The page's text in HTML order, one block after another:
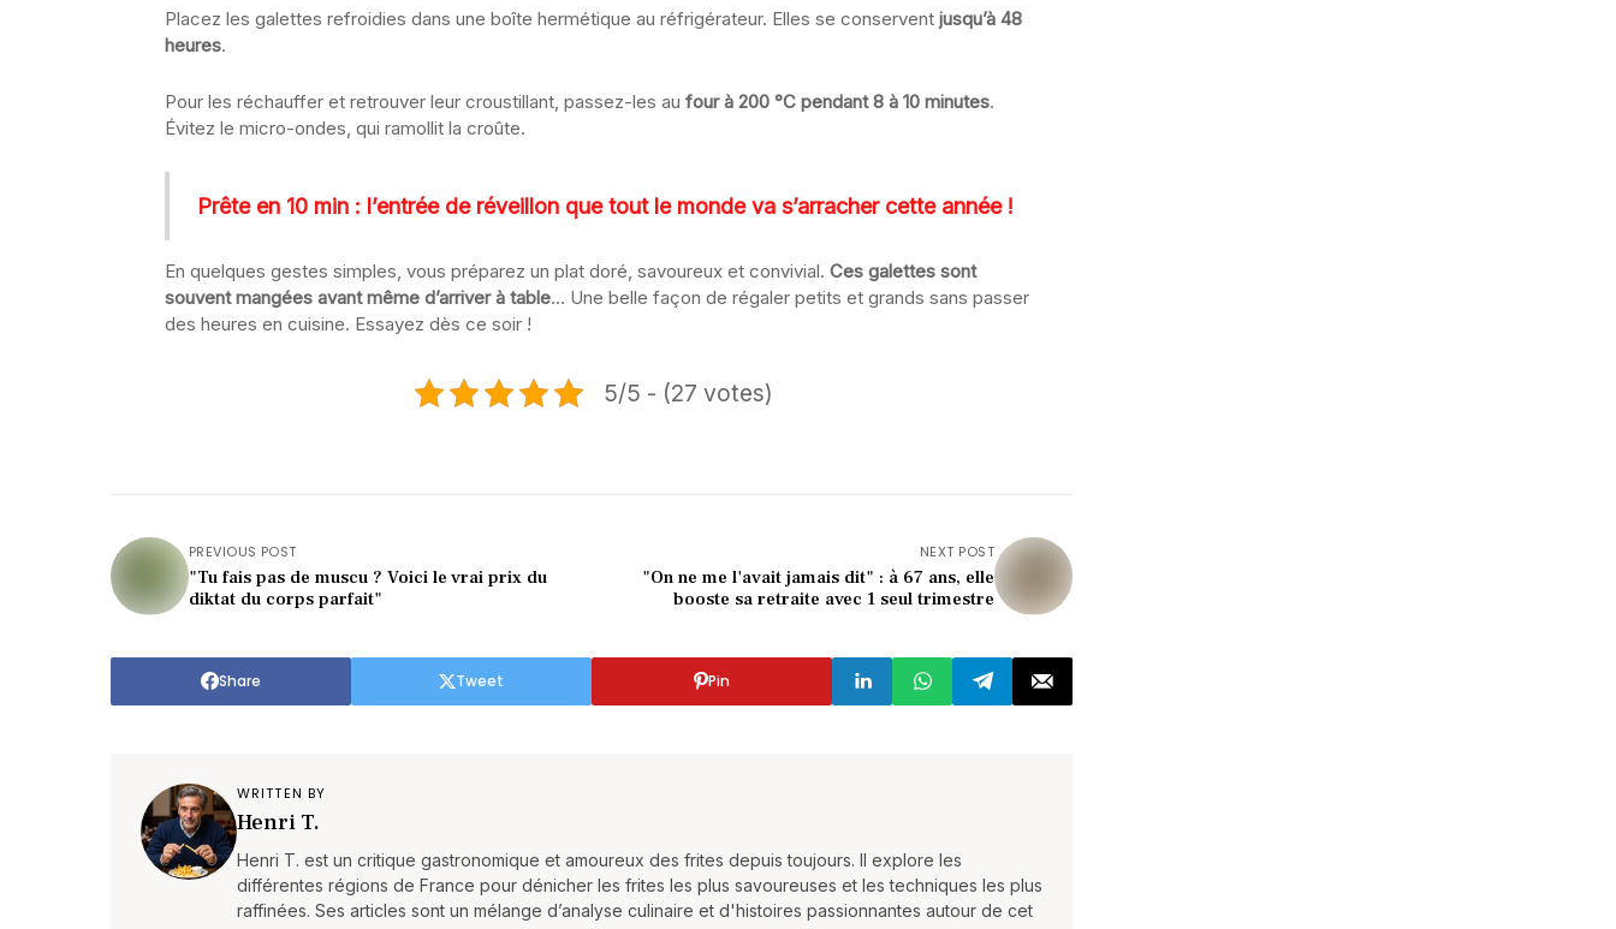
Placez les galettes refroidies dans une boîte hermétique au réfrigérateur. Elles se conservent jusqu’à 48
heures.
Pour les réchauffer et retrouver leur croustillant, passez-les au four à 200 °C pendant 8 à 10 minutes.
Évitez le micro-ondes, qui ramollit la croûte.
Prête en 10 min : l’entrée de réveillon que tout le monde va s’arracher cette année !
En quelques gestes simples, vous préparez un plat doré, savoureux et convivial. Ces galettes sont
souvent mangées avant même d’arriver à table… Une belle façon de régaler petits et grands sans passer
des heures en cuisine. Essayez dès ce soir !
5/5 - (27 votes)
PREVIOUS POST
"Tu fais pas de muscu ? Voici le vrai prix du
diktat du corps parfait"
NEXT POST
"On ne me l'avait jamais dit" : à 67 ans, elle
booste sa retraite avec 1 seul trimestre
Share Tweet Pin
WRITTEN BY
Henri T.
Henri T. est un critique gastronomique et amoureux des frites depuis toujours. Il explore les
différentes régions de France pour dénicher les frites les plus savoureuses et les techniques les plus
raffinées. Ses articles sont un mélange d’analyse culinaire et d'histoires passionnantes autour de cet